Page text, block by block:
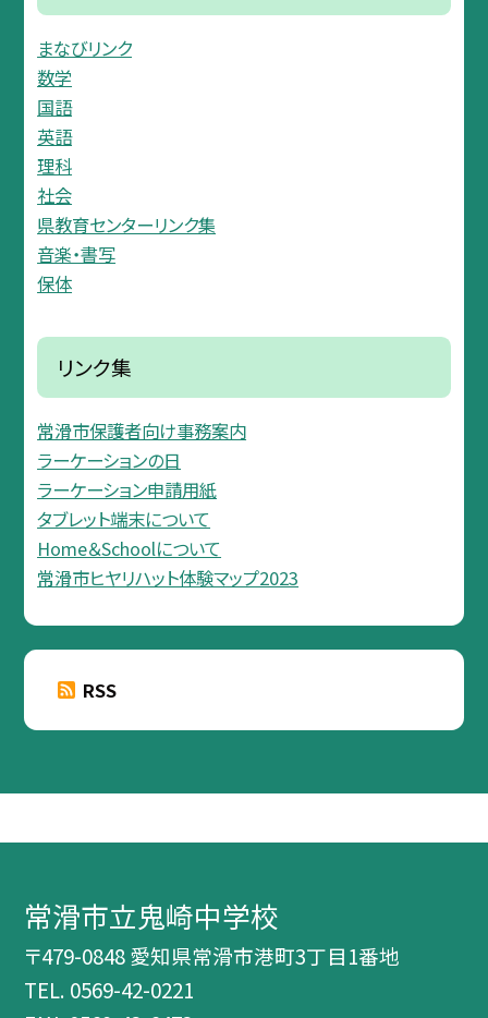
まなびリンク
数学
国語
英語
理科
社会
県教育センターリンク集
音楽・書写
保体
リンク集
常滑市保護者向け事務案内
ラーケーションの日
ラーケーション申請用紙
タブレット端末について
Home＆Schoolについて
常滑市ヒヤリハット体験マップ2023
RSS
常滑市立鬼崎中学校
〒479-0848 愛知県常滑市港町3丁目1番地
TEL. 0569-42-0221